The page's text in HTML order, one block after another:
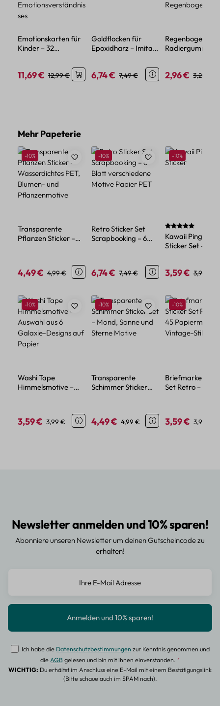
Emotionskarten für
Kinder – 32
Emotionsverständnis
Verkaufspreis:
11,69 € Regulärer Preis:
12,99 €
Goldflocken für
Epoxidharz – Imitat
Verkaufspreis:
6,74 € Regulärer Preis:
7,49 €
Regenbogen
Radiergummi
Verkaufspreis:
2,96 € 3,29 €
Produktgalerie überspringen
Mehr Papeterie
Rabatt
-10%
Transparente
Pflanzen Sticker –
Verkaufspreis:
4,49 € Regulärer Preis:
4,99 €
Rabatt
-10%
Retro Sticker Set
Scrapbooking – 6
Verkaufspreis:
6,74 € Regulärer Preis:
7,49 €
Rabatt
-10%
Kawaii Pinguin
Sticker Set – 45
Design
Verkaufspreis:
3,59 € 3,99 €
Produktgalerie überspringen
Rabatt
-10%
Washi Tape
Himmelsmotive –
Verkaufspreis:
3,59 € Regulärer Preis:
3,99 €
Rabatt
-10%
Transparente
Schimmer Sticker
Verkaufspreis:
4,49 € Regulärer Preis:
4,99 €
Rabatt
-10%
Briefmarken
Set Retro – 45
Verkaufspreis:
3,59 € 3,99 €
Newsletter anmelden und 10% sparen!
Abonniere unseren Newsletter um deinen Gutscheincode zu
erhalten!
Ich habe die Datenschutzbestimmungenzur Kenntnis genommen und
dieAGBgelesen und bin mit ihnen einverstanden. *
WICHTIG: Du erhältst im Anschluss eine E-Mail mit einem Bestätigungslink
(Bitte schaue auch im SPAM nach).